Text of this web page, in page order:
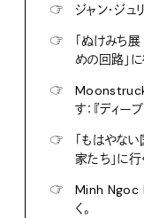
☞
ジャン・ジュ
☞
「ぬけみち
めの回路」に
☞
す：『ディー
☞
「もはやな
家たち」に行
☞
Minh Ngoc
く。